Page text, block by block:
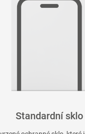
Standardní sklo